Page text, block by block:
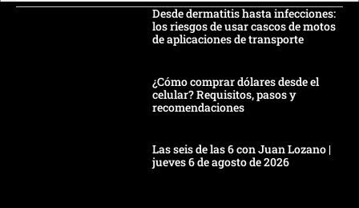
Desde dermatitis hasta infecciones:
los riesgos de usar cascos de motos
de aplicaciones de transporte
¿Cómo comprar dólares desde el
celular? Requisitos, pasos y
recomendaciones
Las seis de las 6 con Juan Lozano |
jueves 6 de agosto de 2026